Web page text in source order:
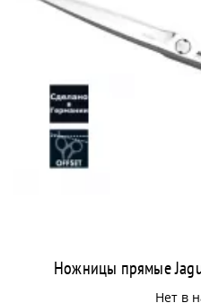
Ножницы прямые
Нет в